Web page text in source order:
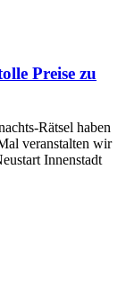
Preise zu
Rätsel haben
veranstalten wir
Innenstadt